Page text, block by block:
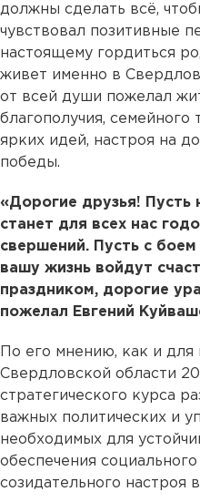
должны сделать всё,
чувствовал позитивные
настоящему гордиться
живет именно в
от всей души пожелал
благополучия, семейного
ярких идей, настроя на
победы.
«Дорогие друзья!
станет для всех нас
свершений. Пусть с
вашу жизнь войдут
праздником, дорогие
пожелал Евгений
По его мнению, как и для
Свердловской области
стратегического курса
важных политических и
необходимых для
обеспечения
созидательного настроя